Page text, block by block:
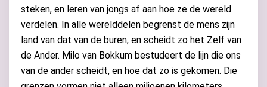
steken, en leren van jongs af aan hoe ze de wereld
verdelen. In alle werelddelen begrenst de mens zijn
land van dat van de buren, en scheidt zo het Zelf van
de Ander. Milo van Bokkum bestudeert de lijn die ons
van de ander scheidt, en hoe dat zo is gekomen. Die